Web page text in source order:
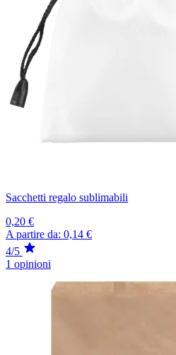
Sacchetti regalo sublimabili
0,20 €
A partire da: 0,14 €
4/5
1 opinioni